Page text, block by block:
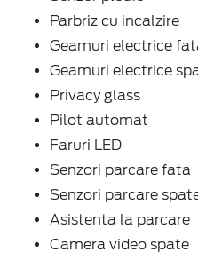
Parbriz cu incalzire
Geamuri electrice
Geamuri electrice
Privacy glass
Pilot automat
Faruri LED
Senzori parcare fata
Senzori parcare
Asistenta la parcare
Camera video spate